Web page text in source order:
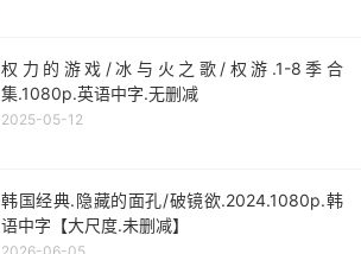
权力的游戏/冰与火之歌/权游.1-8季合
集.1080p.英语中字.无删减
2025-05-12
韩国经典.隐藏的面孔/破镜欲.2024.1080p.韩
语中字【大尺度.未删减】